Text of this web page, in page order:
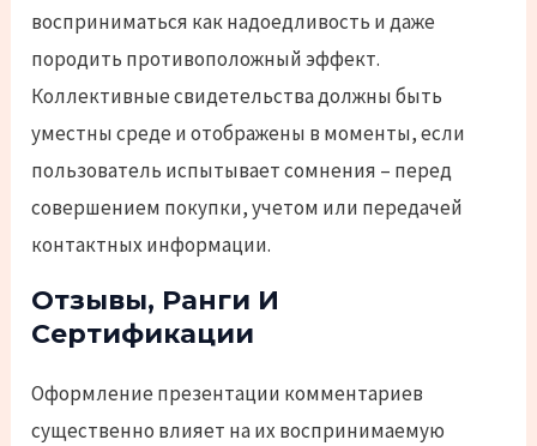
восприниматься как надоедливость и даже
породить противоположный эффект.
Коллективные свидетельства должны быть
уместны среде и отображены в моменты, если
пользователь испытывает сомнения – перед
совершением покупки, учетом или передачей
контактных информации.
Отзывы, Ранги И
Сертификации
Оформление презентации комментариев
существенно влияет на их воспринимаемую